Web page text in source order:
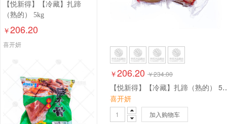
【悦新得】【冷藏】扎蹄
（熟的） 5kg
￥206.20
喜开妍
￥206.20 ￥234.00
【悦新得】【
喜开妍
加入购物车